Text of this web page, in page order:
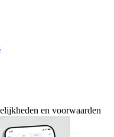
en voorwaarden